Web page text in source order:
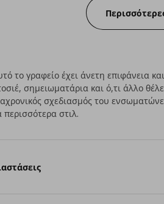
το γραφείο έχει άνετη επιφάνεια
σημειωματάρια και ό,τι άλλο
σχεδιασμός του
περισσότερα στιλ.